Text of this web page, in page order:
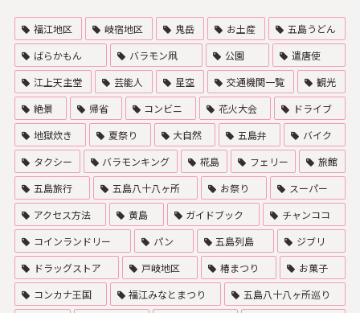
福江地区 岐宿地区 鬼岳 お土産
五島うどん
ばらかもん
バラモン凧 公園
遣唐使
江上天主堂
芸能人 星空 交通機関一覧
観光
絶景
帰省 コンビニ 花火大会
ドライブ
地獄炊き
夏祭り 大自然 五島弁
バイク
タクシー
バラモンキング 椛島 フェリー
旅館
五島旅行
五島八十八ヶ所 お祭り
スーパー
アクセス方法
黄島 ガイドブック
チャンココ
コインランドリー
パン 五島列島
ジブリ
ドラッグストア
戸岐地区 椿まつり
お菓子
コンカナ王国
福江みなとまつり
五島八十八ヶ所巡り